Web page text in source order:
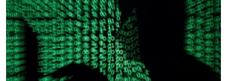
Learning English
СОЦИАЛЬНЫЕ СЕТИ